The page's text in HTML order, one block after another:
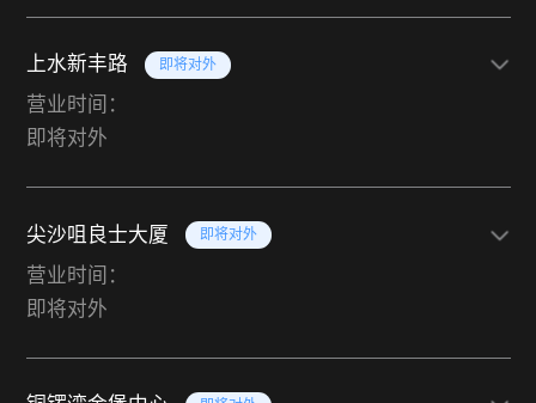
上水新丰路 即将对外
营业时间：
即将对外
尖沙咀良士大厦 即将对外
营业时间：
即将对外